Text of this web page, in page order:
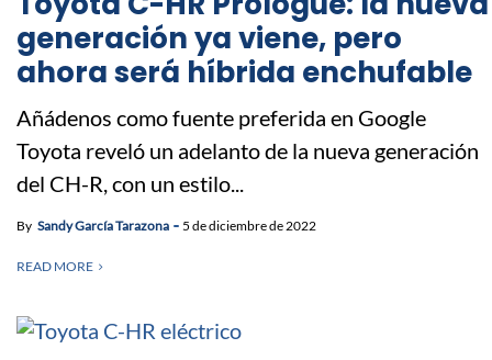
generación ya viene, pero
ahora será híbrida enchufable
Añádenos como fuente preferida en Google
Toyota reveló un adelanto de la nueva generación
del CH-R, con un estilo...
By Sandy García Tarazona 5 de diciembre de 2022
READ MORE